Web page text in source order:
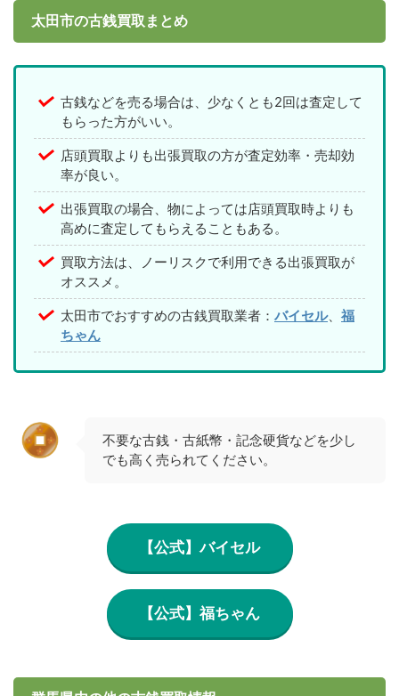
太田市の古銭買取まとめ
古銭などを売る場合は、少なくとも2回は査定して
もらった方がいい。
店頭買取よりも出張買取の方が査定効率・売却効
率が良い。
出張買取の場合、物によっては店頭買取時よりも
高めに査定してもらえることもある。
買取方法は、ノーリスクで利用できる出張買取が
オススメ。
太田市でおすすめの古銭買取業者： バイセル、 福
ちゃん
不要な古銭・古紙幣・記念硬貨などを少し
でも高く売られてください。
【公式】バイセル
【公式】福ちゃん